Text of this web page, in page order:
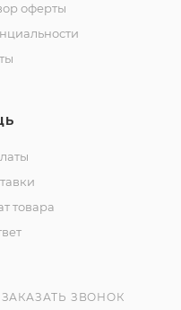
оферты
товара
ЗАКАЗАТЬ ЗВОНОК